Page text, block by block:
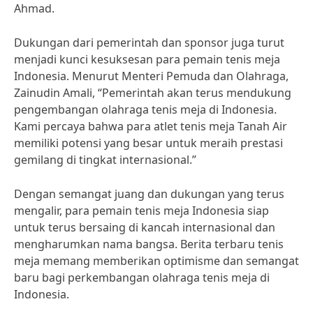
Ahmad.
Dukungan dari pemerintah dan sponsor juga turut
menjadi kunci kesuksesan para pemain tenis meja
Indonesia. Menurut Menteri Pemuda dan Olahraga,
Zainudin Amali, “Pemerintah akan terus mendukung
pengembangan olahraga tenis meja di Indonesia.
Kami percaya bahwa para atlet tenis meja Tanah Air
memiliki potensi yang besar untuk meraih prestasi
gemilang di tingkat internasional.”
Dengan semangat juang dan dukungan yang terus
mengalir, para pemain tenis meja Indonesia siap
untuk terus bersaing di kancah internasional dan
mengharumkan nama bangsa. Berita terbaru tenis
meja memang memberikan optimisme dan semangat
baru bagi perkembangan olahraga tenis meja di
Indonesia.